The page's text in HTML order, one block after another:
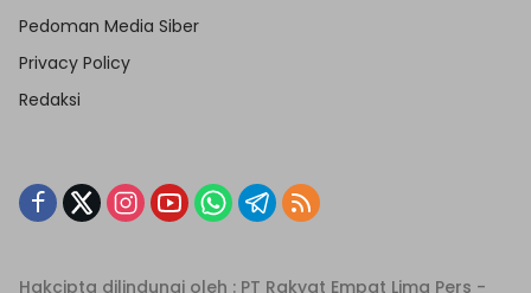
Pedoman Media Siber
Privacy Policy
Redaksi
Hakcipta dilindungi oleh : PT Rakyat Empat Lima Pers -